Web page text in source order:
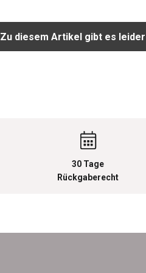
Zu diesem Artikel gibt es
30 Tage
Rückgaberecht